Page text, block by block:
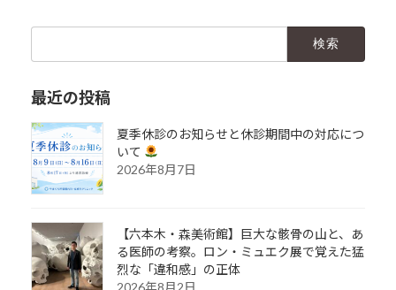
最近の投稿
夏季休診のお知らせと休診期間中の対応につ
いて
2026年8月7日
【六本木・森美術館】巨大な骸骨の山と、あ
る医師の考察。ロン・ミュエク展で覚えた猛
烈な「違和感」の正体
2026年8月2日